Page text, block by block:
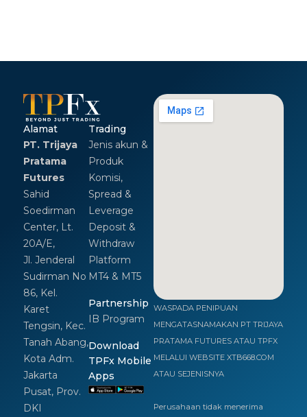
Alamat
PT. Trijaya
Pratama
Futures
Sahid
Soedirman
Center, Lt.
20A/E,
Jl. Jenderal
Sudirman No
86, Kel.
Karet
Tengsin, Kec.
Tanah Abang,
Kota Adm.
Jakarta
Pusat, Prov.
DKI
Trading
Jenis akun &
Produk
Komisi,
Spread &
Leverage
Deposit &
Withdraw
Platform
MT4 & MT5
Partnership
IB Program
Download
TPFx Mobile
Apps
WASPADA PENIPUAN
MENGATASNAMAKAN PT TRIJAYA
PRATAMA FUTURES ATAU TPFX
MELALUI WEBSITE XTB668.COM
ATAU SEJENISNYA
Perusahaan tidak menerima